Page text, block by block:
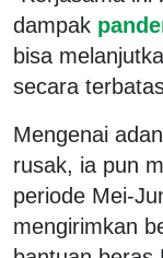
dampak
bisa
secara
Mengenai
rusak, ia pun
periode Mei-
mengirimkan